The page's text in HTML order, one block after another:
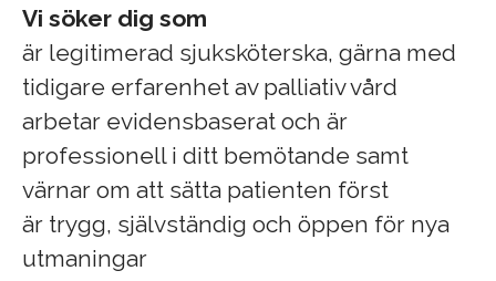
Vi söker dig som
är legitimerad sjuksköterska, gärna med
tidigare erfarenhet av palliativ vård
arbetar evidensbaserat och är
professionell i ditt bemötande samt
värnar om att sätta patienten först
är trygg, självständig och öppen för nya
utmaningar